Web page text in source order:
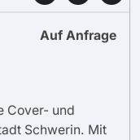
Auf Anfrage
Cover- und
Schwerin. Mit